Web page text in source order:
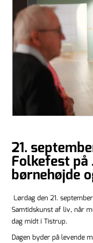
21.
Folkefest på
børnehøjde
Lørdag den 21.
Samtidskunst af liv, når
dag midt i Tistrup.
Dagen byder på levende